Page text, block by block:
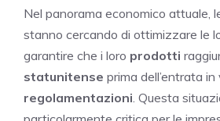
Nel panorama economico attuale,
stanno cercando di ottimizzare le
garantire che i loro prodotti
statunitense prima dell’entrata
regolamentazioni . Questa